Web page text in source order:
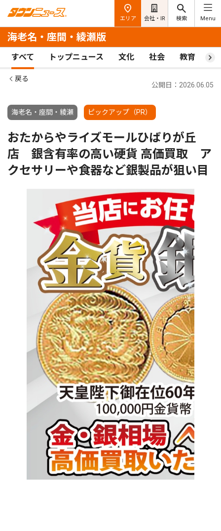
エリア 会社・IR 検索 Menu
海老名・座間・綾瀬版
すべて トップニュース 文化 社会 教育 ス
戻る
海老名・座間・綾瀬 ピックアップ（PR）
公開日：2026.06.05
おたからやライズモールひばりが丘
店 銀含有率の高い硬貨 高価買取 ア
クセサリーや食器など銀製品が狙い目